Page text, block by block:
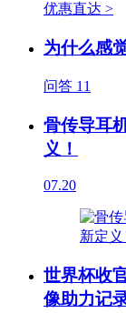
优惠直达 >
为什么感
问答 11
骨传导耳
义！
07.20
世界杯收
像助力记